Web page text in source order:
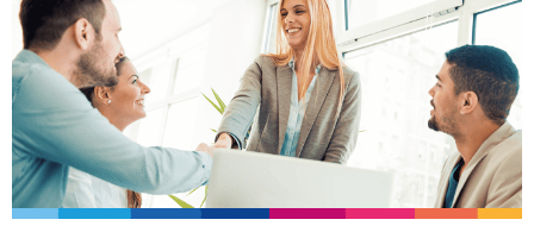
Financial Solutions
HR
Trust Services
TeamSystem Corporate